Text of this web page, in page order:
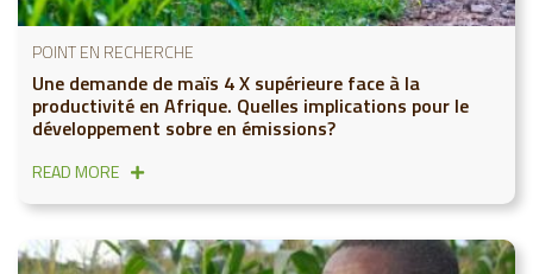
POINT EN RECHERCHE
Une demande de maïs 4 X supérieure face à la
productivité en Afrique. Quelles implications pour le
développement sobre en émissions?
READ MORE